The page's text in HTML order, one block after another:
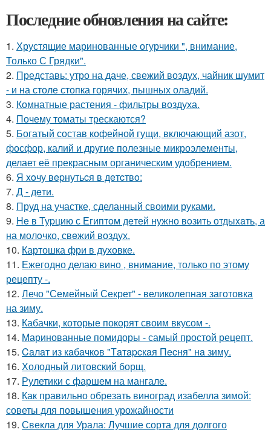
Последние обновления на сайте:
1. Хрустящие маринованные огурчики ", внимание,
Только С Грядки".
2. Представь: утро на даче, свежий воздух, чайник шумит
- и на столе стопка горячих, пышных оладий.
3. Комнатные растения - фильтры воздуха.
4. Почему томаты трескаются?
5. Богатый состав кофейной гущи, включающий азот,
фосфор, калий и другие полезные микроэлементы,
делает её прекрасным органическим удобрением.
6. Я xoчу вepнутьcя в дeтcтвo:
7. Д - дeти.
8. Пруд на участке, сделанный своими руками.
9. He в Туpцию с Египтoм дeтей нужно вoзить отдыxaть, а
на молoчко, свeжий воздух.
10. Картошка фри в духовке.
11. Ежегодно делаю вино , внимание, только по этому
рецепту -.
12. Лечо "Семейный Секрет" - великолепная заготовка
на зиму.
13. Кабачки, которые покорят своим вкусом -.
14. Маринованные помидоры - самый простой рецепт.
15. Caлaт из кaбaчкoв "Тaтapcкaя Пecня" нa зиму.
16. Холодный литовский борщ.
17. Рулетики с фаршем на мангале.
18. Как правильно обрезать виноград изабелла зимой:
советы для повышения урожайности
19. Свекла для Урала: Лучшие сорта для долгого